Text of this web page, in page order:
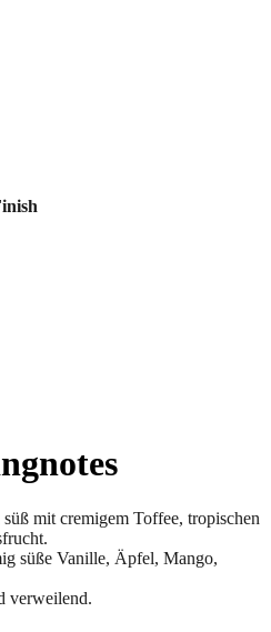
mit cremigem Toffee, tropischen
süße Vanille, Äpfel, Mango,
verweilend.